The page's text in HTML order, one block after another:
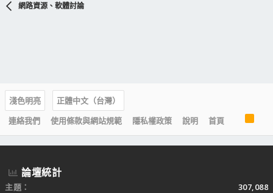
網路資源、軟體討論
淺色明亮
正體中文（台灣）
連絡我們
使用條款與網站規範 隱私權政策 說明 首頁
R
S
S
論壇統計
主題
307,088